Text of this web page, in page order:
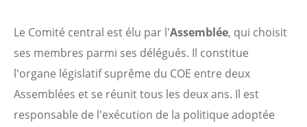
Le Comité central est élu par l'Assemblée, qui choisit
ses membres parmi ses délégués. Il constitue
l'organe législatif suprême du COE entre deux
Assemblées et se réunit tous les deux ans. Il est
responsable de l'exécution de la politique adoptée